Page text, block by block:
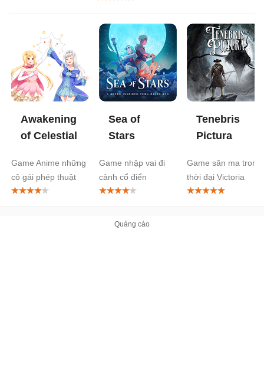
Awakening
of Celestial
Game Anime những
cô gái phép thuật
Sea of
Stars
Game nhập vai đi
cảnh cổ điển
Tenebris
Pictura
Game săn ma trong
thời đại Victoria